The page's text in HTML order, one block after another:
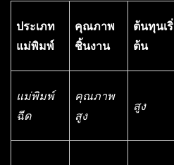
ประเภท
แม่พิมพ์
คุณภาพ
ชิ้นงาน
ต้นทุนเ
ต้น
แม่พิมพ์
ฉีด
คุณภาพ
สูง
สูง